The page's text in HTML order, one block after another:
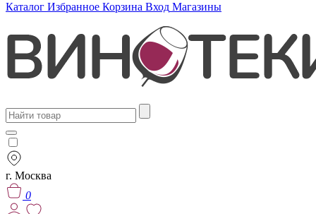
Каталог Избранное Корзина Вход Магазины
г. Москва
0